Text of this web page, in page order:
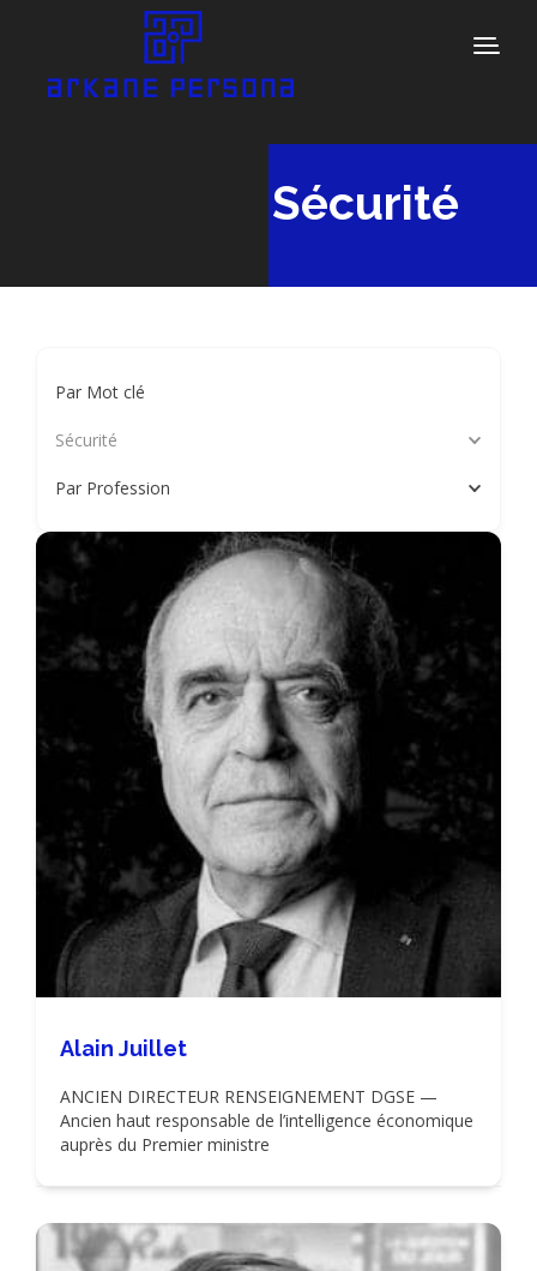
Sécurité
Par Mot clé
Sécurité
Par Profession
Alain Juillet
ANCIEN DIRECTEUR RENSEIGNEMENT DGSE —
Ancien haut responsable de l’intelligence économique
auprès du Premier ministre